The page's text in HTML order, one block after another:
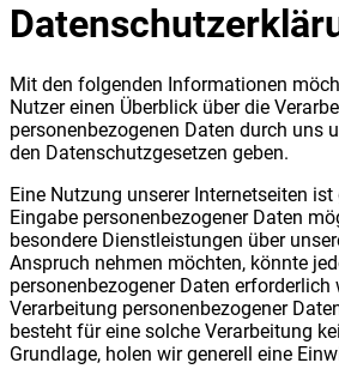
Mit den folgenden Informationen
Nutzer einen Überblick über die
personenbezogenen Daten durch uns
den Datenschutzgesetzen geben.
Eine Nutzung unserer Internetseiten
Eingabe personenbezogener Daten
besondere Dienstleistungen über
Anspruch nehmen möchten, könnte
personenbezogener Daten erforderlich
Verarbeitung personenbezogener
besteht für eine solche Verarbeitung
Grundlage, holen wir generell eine